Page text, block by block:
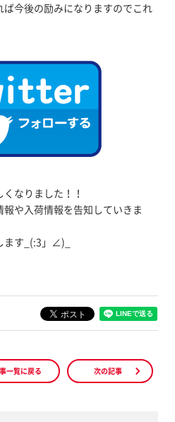
今後の励みになりますのでこれ
なりました！！
や入荷情報を告知していきま
ます_(:3」∠)_
一覧に戻る 次の記事